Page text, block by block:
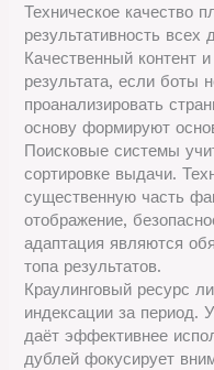
Техническое качество
результативность
Качественный контент
результата, если боты
проанализировать
основу формируют
Поисковые системы
сортировке выдачи.
существенную часть
отображение,
адаптация являются
топа результатов.
Краулинговый ресурс
индексации за период.
даёт эффективнее
дублей фокусирует